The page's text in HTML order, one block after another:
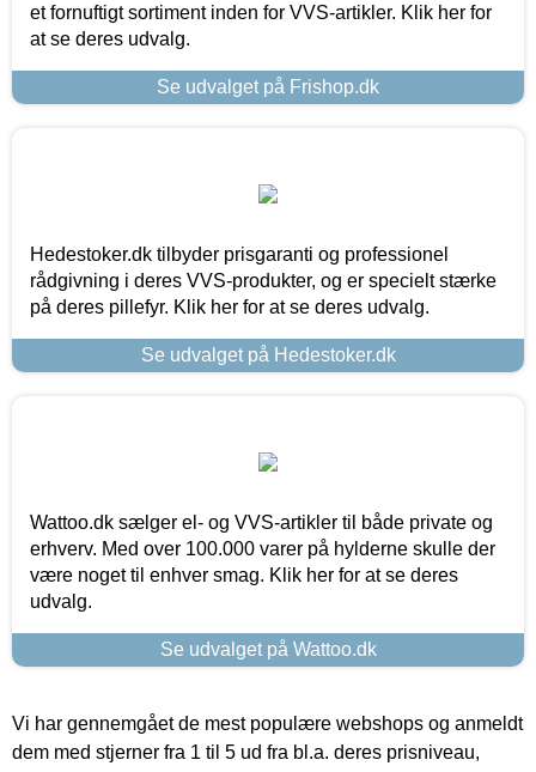
et fornuftigt sortiment inden for VVS-artikler. Klik her for
at se deres udvalg.
Se udvalget på Frishop.dk
Hedestoker.dk tilbyder prisgaranti og professionel
rådgivning i deres VVS-produkter, og er specielt stærke
på deres pillefyr. Klik her for at se deres udvalg.
Se udvalget på Hedestoker.dk
Wattoo.dk sælger el- og VVS-artikler til både private og
erhverv. Med over 100.000 varer på hylderne skulle der
være noget til enhver smag. Klik her for at se deres
udvalg.
Se udvalget på Wattoo.dk
Vi har gennemgået de mest populære webshops og anmeldt
dem med stjerner fra 1 til 5 ud fra bl.a. deres prisniveau,